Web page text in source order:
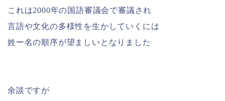
これは2000年の国語審議会で審議され
言語や文化の多様性を生かしていくには
姓ー名の順序が望ましいとなりました
余談ですが